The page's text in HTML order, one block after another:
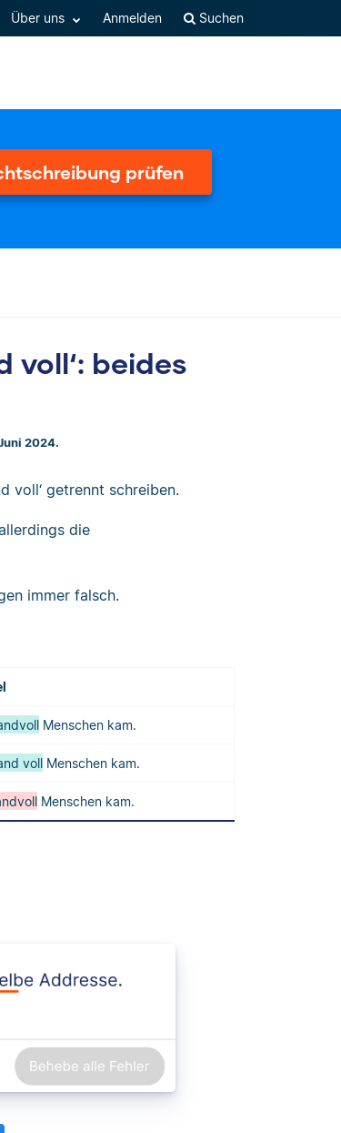
Über uns Anmelden Suchen
prüfen
voll‘: beides
2024.
voll‘ getrennt schreiben.
die
immer falsch.
Menschen kam.
voll Menschen kam.
Menschen kam.